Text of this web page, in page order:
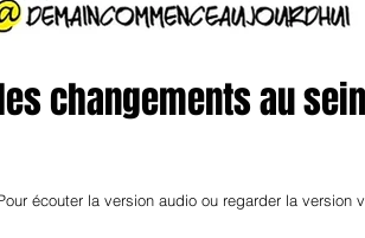
changements au sein
écouter la version audio ou regarder la version